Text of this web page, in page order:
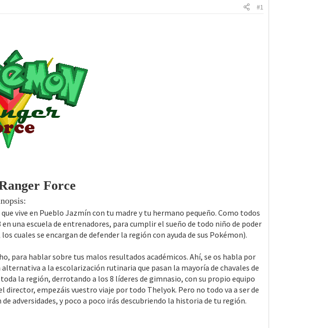
#1
Force
vive en Pueblo Jazmín con tu madre y tu hermano pequeño. Como todos
una escuela de entrenadores, para cumplir el sueño de todo niño de poder
cuales se encargan de defender la región con ayuda de sus Pokémon).
para hablar sobre tus malos resultados académicos. Ahí, se os habla por
alternativa a la escolarización rutinaria que pasan la mayoría de chavales de
la región, derrotando a los 8 líderes de gimnasio, con su propio equipo
empezáis vuestro viaje por todo Thelyok. Pero no todo va a ser de
adversidades, y poco a poco irás descubriendo la historia de tu región.